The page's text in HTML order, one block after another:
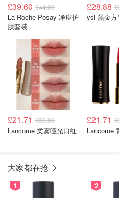
£39.60 £44.00
La Roche-Posay 净痘护
肤套装
£28.88
ysl 黑金方
£21.71 £36.00
Lancome 柔雾哑光口红
£21.71
Lancome
大家都在抢
1 2